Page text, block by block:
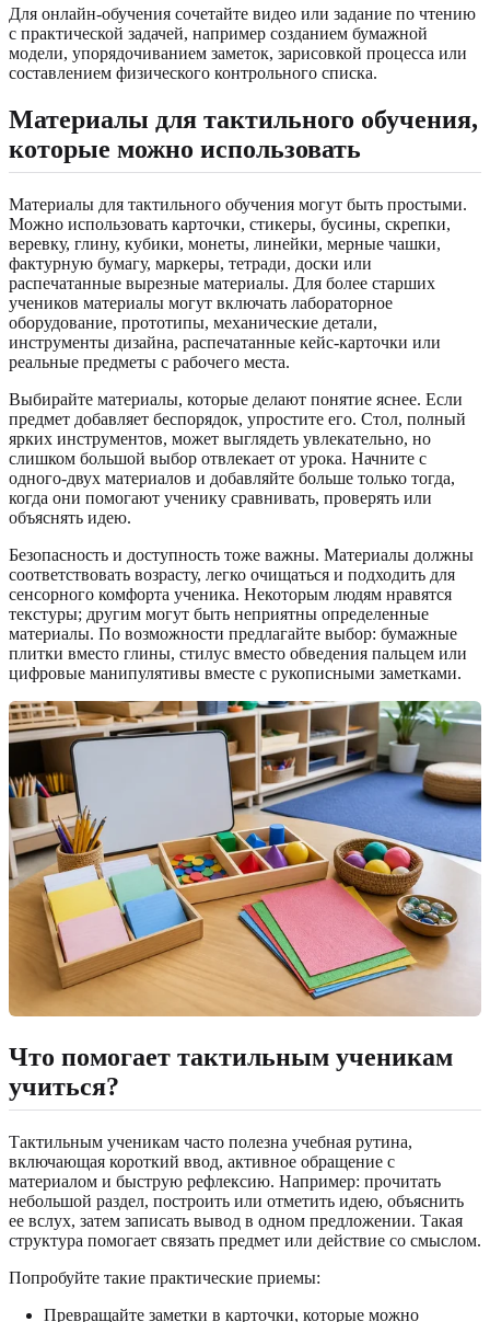
Для онлайн-обучения сочетайте видео или задание по чтению
с практической задачей, например созданием бумажной
модели, упорядочиванием заметок, зарисовкой процесса или
составлением физического контрольного списка.
Материалы для тактильного обучения,
которые можно использовать
Материалы для тактильного обучения могут быть простыми.
Можно использовать карточки, стикеры, бусины, скрепки,
веревку, глину, кубики, монеты, линейки, мерные чашки,
фактурную бумагу, маркеры, тетради, доски или
распечатанные вырезные материалы. Для более старших
учеников материалы могут включать лабораторное
оборудование, прототипы, механические детали,
инструменты дизайна, распечатанные кейс-карточки или
реальные предметы с рабочего места.
Выбирайте материалы, которые делают понятие яснее. Если
предмет добавляет беспорядок, упростите его. Стол, полный
ярких инструментов, может выглядеть увлекательно, но
слишком большой выбор отвлекает от урока. Начните с
одного-двух материалов и добавляйте больше только тогда,
когда они помогают ученику сравнивать, проверять или
объяснять идею.
Безопасность и доступность тоже важны. Материалы должны
соответствовать возрасту, легко очищаться и подходить для
сенсорного комфорта ученика. Некоторым людям нравятся
текстуры; другим могут быть неприятны определенные
материалы. По возможности предлагайте выбор: бумажные
плитки вместо глины, стилус вместо обведения пальцем или
цифровые манипулятивы вместе с рукописными заметками.
Что помогает тактильным ученикам
учиться?
Тактильным ученикам часто полезна учебная рутина,
включающая короткий ввод, активное обращение с
материалом и быструю рефлексию. Например: прочитать
небольшой раздел, построить или отметить идею, объяснить
ее вслух, затем записать вывод в одном предложении. Такая
структура помогает связать предмет или действие со смыслом.
Попробуйте такие практические приемы:
Превращайте заметки в карточки, которые можно